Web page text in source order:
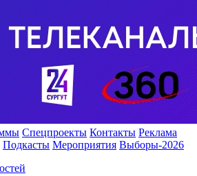
Спецпроекты Контакты Реклама
Подкасты Мероприятия Выборы-2026